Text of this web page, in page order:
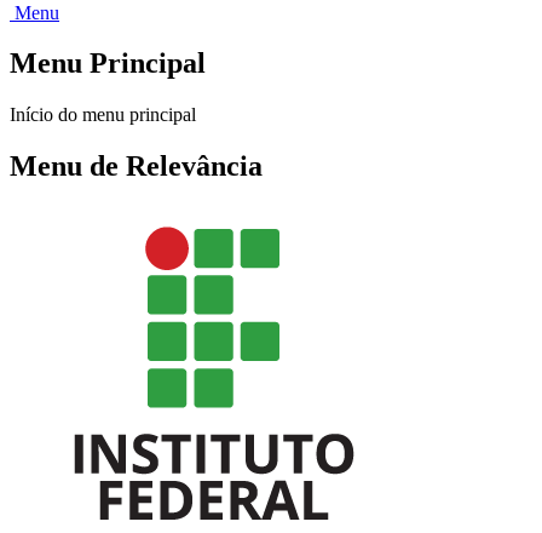
Menu
Menu Principal
Início do menu principal
Menu de Relevância